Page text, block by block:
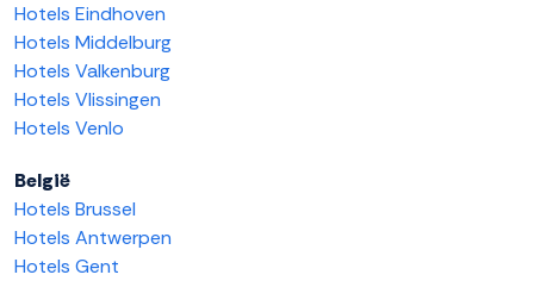
Hotels Eindhoven
Hotels Middelburg
Hotels Valkenburg
Hotels Vlissingen
Hotels Venlo
België
Hotels Brussel
Hotels Antwerpen
Hotels Gent